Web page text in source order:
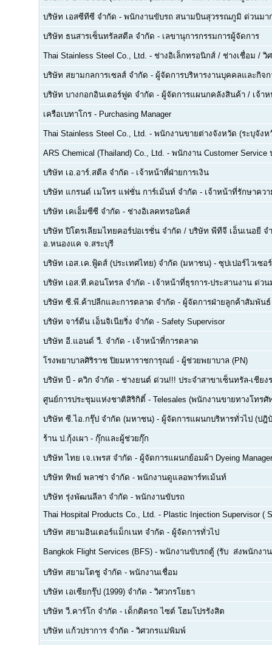
บริษัท เอสซีทีซี จำกัด - พนักงานขับรถ สนามบินสุวรรณภูมิ ด่วนมา
บริษัท ธนสารเซ็นทรัลสตีล จำกัด - เลขานุการกรรมการผู้จัดการ
Thai Stainless Steel Co., Ltd. - ช่างอิเล็กทรอนิกส์ / ช่างเชื่อม / วิ
บริษัท สยามกลการเซลส์ จำกัด - ผู้จัดการบริหารงานบุคคลและกิจก
บริษัท บางกอกอินเตอร์ฟูด จำกัด - ผู้จัดการแผนกคลังสินค้า / เจ้า
เครือเบทาโกร - Purchasing Manager
Thai Stainless Steel Co., Ltd. - พนักงานขายต่างจังหวัด (ระบุจังห
ARS Chemical (Thailand) Co., Ltd. - พนักงาน Customer Service
บริษัท เอ.อาร์.สตีล จำกัด - เจ้าหน้าที่ฝ่ายการเงิน
บริษัท แกรนด์ เมโทร แฟชั่น การ์เม้นท์ จำกัด - เจ้าหน้าที่รักษาคว
บริษัท เคเอ็มซีซี จำกัด - ช่างอิเลคทรอนิคส์
บริษัท ปิโตรเลียมไทยคอร์ปอเรชั่น จำกัด / บริษัท พีทีจี เอ็นเนอยี จ
อ.หนองแค จ.สระบุรี
บริษัท เอส.เค.ฟู้ดส์ (ประเทศไทย) จำกัด (มหาชน) - ซุปเปอร์ไวเซ
บริษัท เอส.ที.คอนโทรล จำกัด - เจ้าหน้าที่ธุรการ-ประสานงาน ด่วน
บริษัท ซี.พี.ค้าปลีกและการตลาด จำกัด - ผู้จัดการฝ่ายลูกค้าสัมพันธ์
บริษัท จาร์ดีน เอ็นจิเนียริ่ง จำกัด - Safety Supervisor
บริษัท อี.แอนด์ วี. จำกัด - เจ้าหน้าที่การตลาด
โรงพยาบาลศิริราช ปิยมหาราชการุณย์ - ผู้ช่วยพยาบาล (PN)
บริษัท บี - ควิก จำกัด - ช่างยนต์ ด่วน!!! ประจำสาขาเซ็นทรัล-เชียง
ศูนย์การประชุมแห่งชาติสิริกิติ์ - Telesales (พนักงานขายทางโทร
บริษัท ซี.ไอ.กรุ๊ป จำกัด (มหาชน) - ผู้จัดการแผนกบริหารทั่วไป (ปฎิ
ร้าน ป.กุ้งเผา - กุ๊กและผู้ช่วยกุ๊ก
บริษัท ไทย เจ.เพรส จำกัด - ผู้จัดการแผนกย้อมผ้า Dyeing Manager
บริษัท ทิพย์ พลาซ่า จำกัด - พนักงานดูแลอพาร์ทเม้นท์
บริษัท รุ่งพัฒนลีลา จำกัด - พนักงานขับรถ
Thai Hospital Products Co., Ltd. - Plastic Injection Supervisor (
บริษัท สยามอินเตอร์แม็กเนท จำกัด - ผู้จัดการทั่วไป
Bangkok Flight Services (BFS) - พนักงานขับรถตู้ (รับ  ส่งพนักงา
บริษัท สยามโตชู จำกัด - พนักงานเชื่อม
บริษัท เอเซียกรุ๊ป (1999) จำกัด - วิศวกรโยธา
บริษัท วี.คาร์โก จำกัด - เด็กติดรถ ไซต์ โฮมโปรรังสิต
บริษัท แก้วปราการ จำกัด - วิศวกรแม่พิมพ์